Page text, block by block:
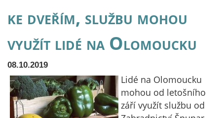
ke dveřím, službu mohou
využít lidé na Olomoucku
08.10.2019
Lidé na Olomoucku
mohou od letošního
září využít službu od